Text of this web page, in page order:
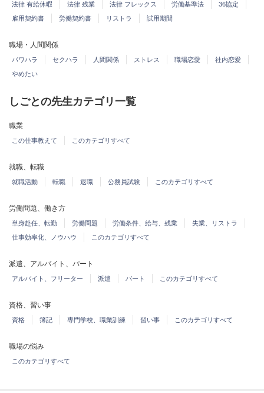
法律 有給休暇 法律 残業 法律 フレックス 労働基準法
36協定
雇用契約書
労働契約書 リストラ 試用期間
職場・人間関係
パワハラ セクハラ 人間関係 ストレス 職場恋愛
社内恋愛
やめたい
しごとの先生カテゴリ一覧
職業
この仕事教えて このカテゴリすべて
就職、転職
就職活動 転職 退職 公務員試験 このカテゴリすべて
労働問題、働き方
単身赴任、転勤 労働問題 労働条件、給与、残業
失業、リストラ
仕事効率化、ノウハウ
このカテゴリすべて
派遣、アルバイト、パート
アルバイト、フリーター 派遣 パート このカテゴリすべて
資格、習い事
資格 簿記 専門学校、職業訓練 習い事 このカテゴリすべて
職場の悩み
このカテゴリすべて